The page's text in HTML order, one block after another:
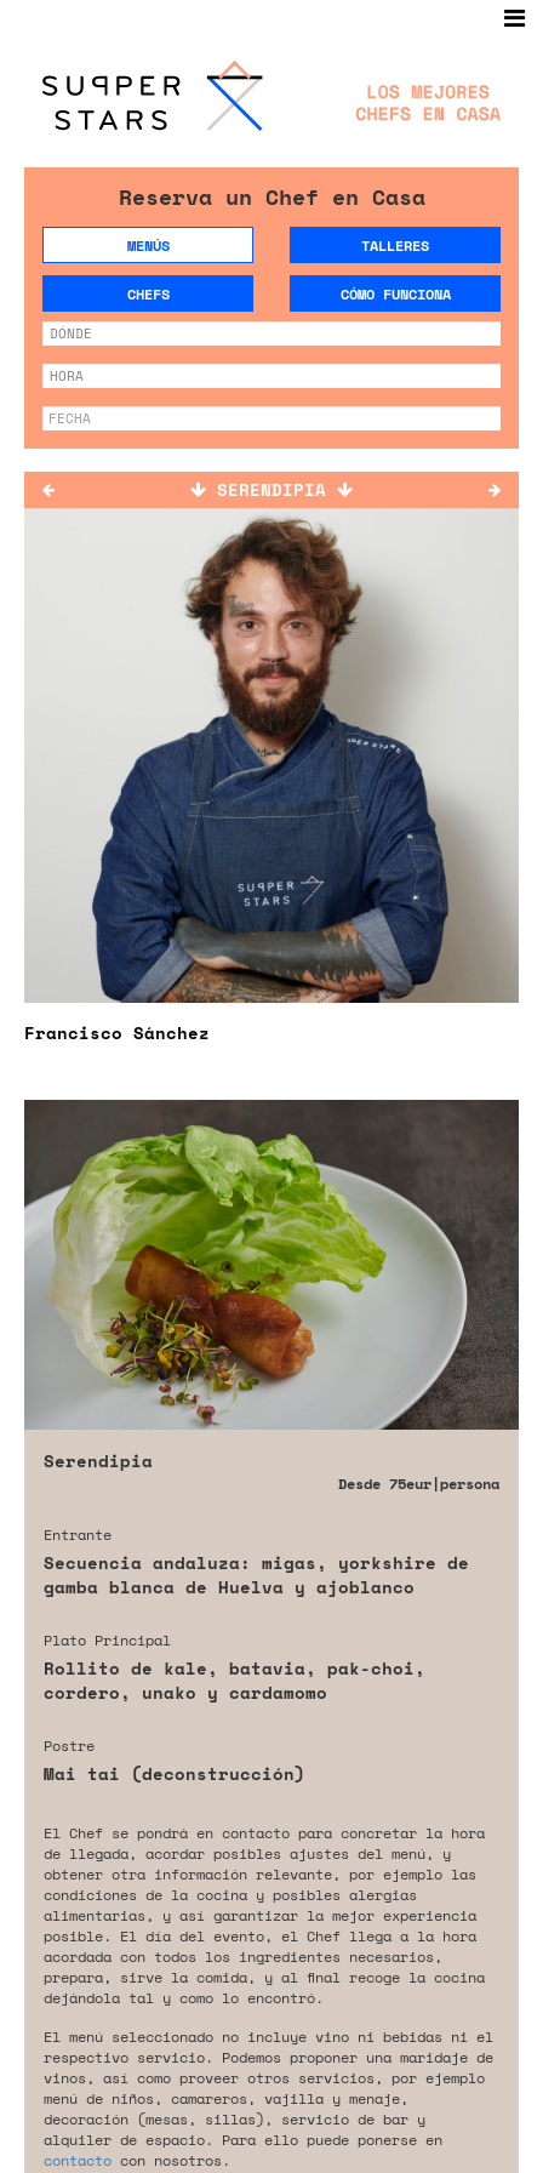
Reserva un Chef en Casa
MENÚS TALLERES
CHEFS CÓMO FUNCIONA
SERENDIPIA
Francisco Sánchez
Serendipia
Desde 75eur|persona
Entrante
Secuencia andaluza: migas, yorkshire de
gamba blanca de Huelva y ajoblanco
Plato Principal
Rollito de kale, batavia, pak-choi,
cordero, unako y cardamomo
Postre
Mai tai (deconstrucción)
El Chef se pondrá en contacto para concretar la hora
de llegada, acordar posibles ajustes del menú, y
obtener otra información relevante, por ejemplo las
condiciones de la cocina y posibles alergias
alimentarias, y así garantizar la mejor experiencia
posible. El día del evento, el Chef llega a la hora
acordada con todos los ingredientes necesarios,
prepara, sirve la comida, y al final recoge la cocina
dejándola tal y como lo encontró.
El menú seleccionado no incluye vino ni bebidas ni el
respectivo servicio. Podemos proponer una maridaje de
vinos, así como proveer otros servicios, por ejemplo
menú de niños, camareros, vajilla y menaje,
decoración (mesas, sillas), servicio de bar y
alquiler de espacio. Para ello puede ponerse en
contacto con nosotros.